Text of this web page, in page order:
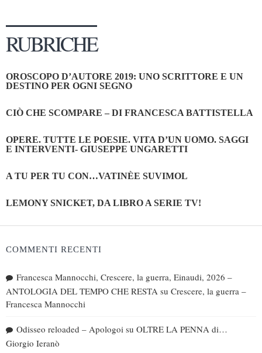
RUBRICHE
OROSCOPO D’AUTORE 2019: UNO SCRITTORE E UN
DESTINO PER OGNI SEGNO
CIÒ CHE SCOMPARE – DI FRANCESCA BATTISTELLA
OPERE. TUTTE LE POESIE. VITA D’UN UOMO. SAGGI
E INTERVENTI- GIUSEPPE UNGARETTI
A TU PER TU CON…VATINÈE SUVIMOL
LEMONY SNICKET, DA LIBRO A SERIE TV!
COMMENTI RECENTI
Francesca Mannocchi, Crescere, la guerra, Einaudi, 2026 –
ANTOLOGIA DEL TEMPO CHE RESTA su Crescere, la guerra –
Francesca Mannocchi
Odisseo reloaded – Apologoi su OLTRE LA PENNA di…
Giorgio Ieranò